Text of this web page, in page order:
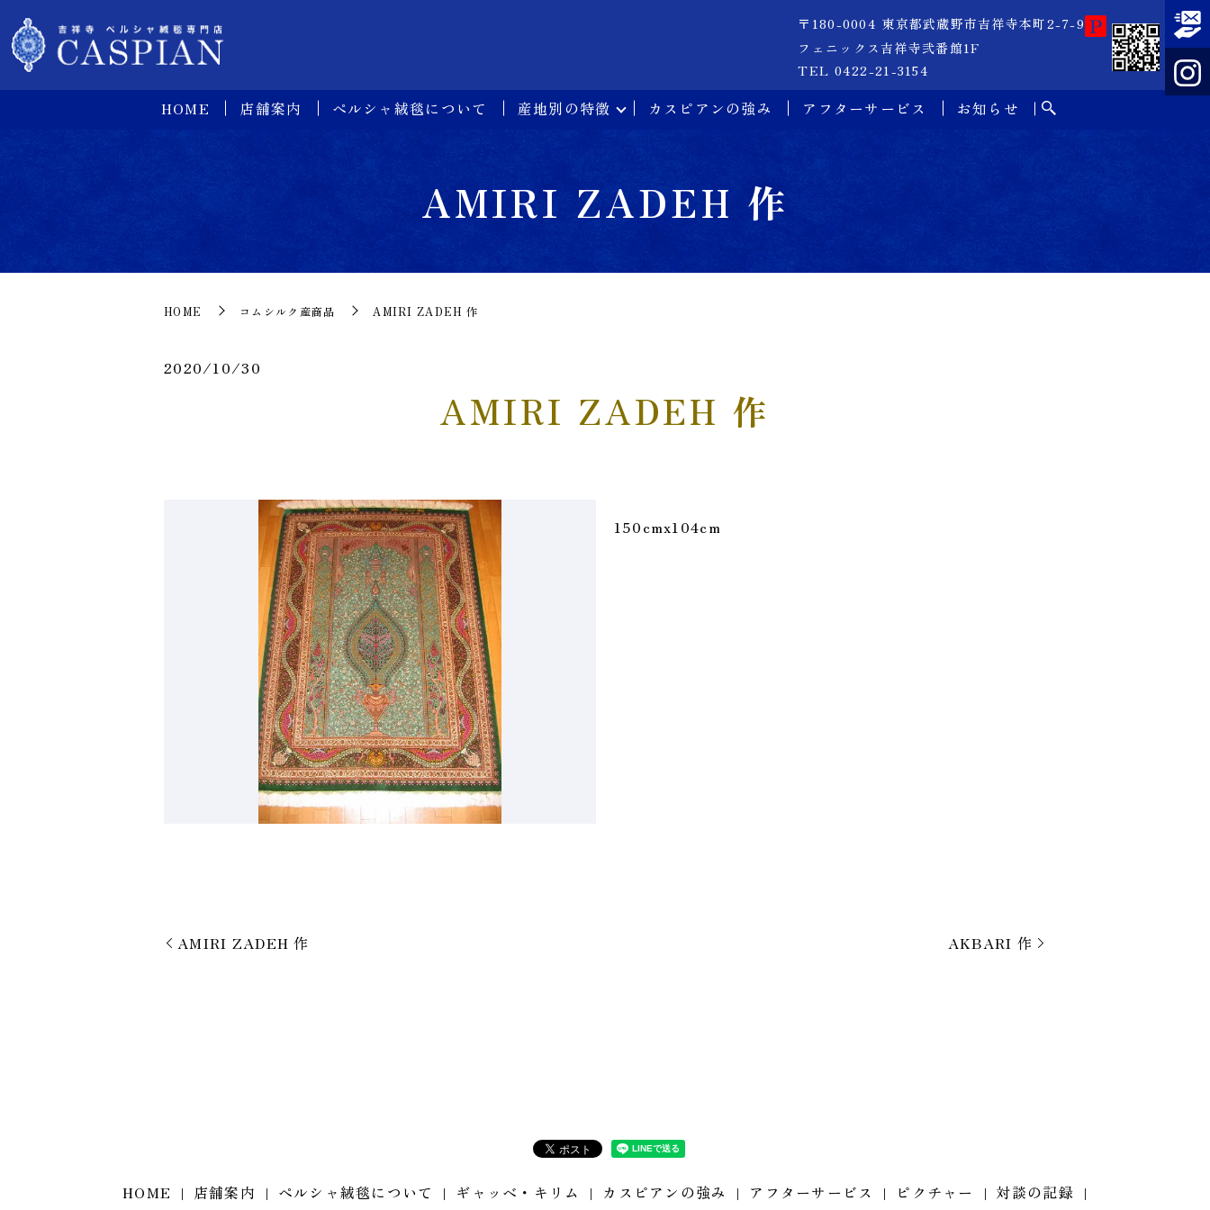
HOME 店舗案内 ペルシャ絨毯について 産地別の特徴 カスピアンの強み アフターサービス お知らせ
〒180-0004 東京都武蔵野市吉祥寺本町2-7-9
フェニックス吉祥寺弐番館1F
TEL 0422-21-3154
AMIRI ZADEH 作
HOME コムシルク産商品 AMIRI ZADEH 作
2020/10/30
AMIRI ZADEH 作
150cmx104cm
AMIRI ZADEH 作 AKBARI 作
HOME 店舗案内 ペルシャ絨毯について ギャッベ・キリム カスピアンの強み アフターサービス ピクチャー 対談の記録